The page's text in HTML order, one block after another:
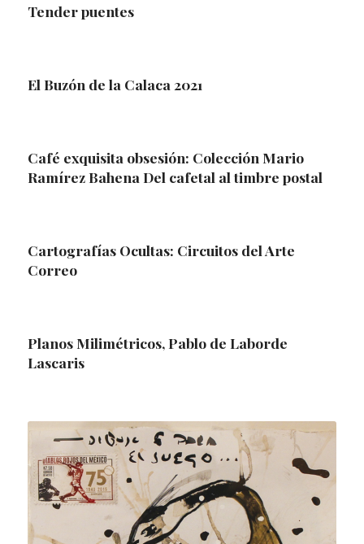
Tender puentes
El Buzón de la Calaca 2021
Café exquisita obsesión: Colección Mario
Ramírez Bahena Del cafetal al timbre postal
Cartografías Ocultas: Circuitos del Arte
Correo
Planos Milimétricos, Pablo de Laborde
Lascaris